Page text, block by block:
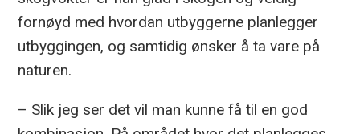
fornøyd med hvordan utbyggerne planlegger
utbyggingen, og samtidig ønsker å ta vare på
naturen.
– Slik jeg ser det vil man kunne få til en god